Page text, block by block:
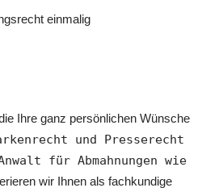
einmalig
Ihre ganz persönlichen Wünsche
und Presserecht
für Abmahnungen wie
wir Ihnen als fachkundige